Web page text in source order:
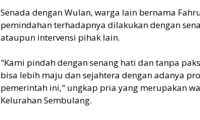
Senada dengan Wulan, warga lain bernama
pemindahan terhadapnya dilakukan dengan
ataupun intervensi pihak lain.
"Kami pindah dengan senang hati dan tanpa
bisa lebih maju dan sejahtera dengan adanya
pemerintah ini," ungkap pria yang merupakan
Kelurahan Sembulang.